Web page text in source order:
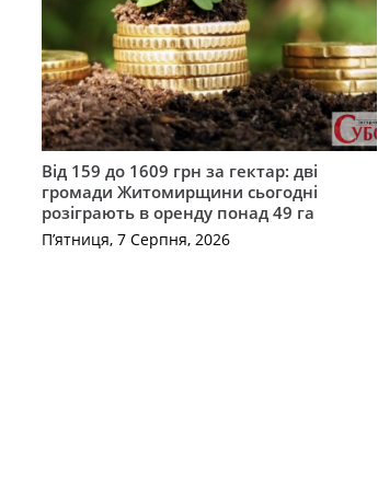
Від 159 до 1609 грн за гектар: дві
громади Житомирщини сьогодні
розіграють в оренду понад 49 га
П’ятниця, 7 Серпня, 2026